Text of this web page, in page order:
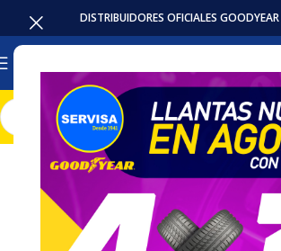
DISTRIBUIDORES OFICIALES GOODYEAR
Inicio Llantas Camion